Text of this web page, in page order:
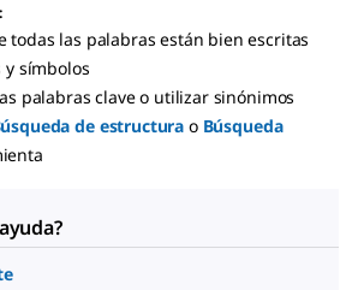
todas las palabras están bien escritas
y símbolos
palabras clave o utilizar sinónimos
de estructura o Búsqueda